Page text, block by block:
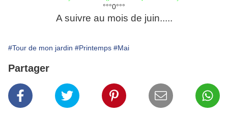
°°°0°°°
A suivre au mois de juin.....
#Tour de mon jardin #Printemps #Mai
Partager